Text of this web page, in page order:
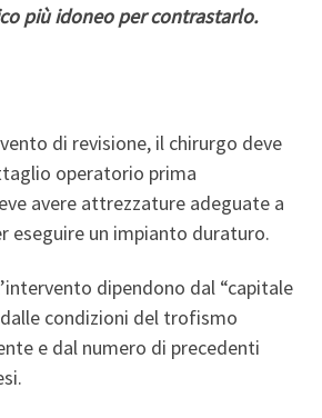
più idoneo per contrastarlo.
di revisione, il chirurgo deve
operatorio prima
avere attrezzature adeguate a
eseguire un impianto duraturo.
dipendono dal “capitale
condizioni del trofismo
e dal numero di precedenti